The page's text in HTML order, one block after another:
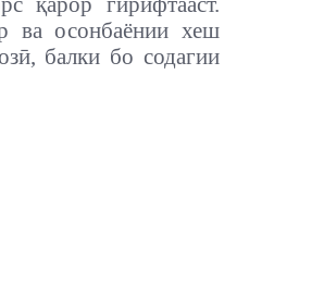
ва осонбаёнии хеш
балки бо содагии